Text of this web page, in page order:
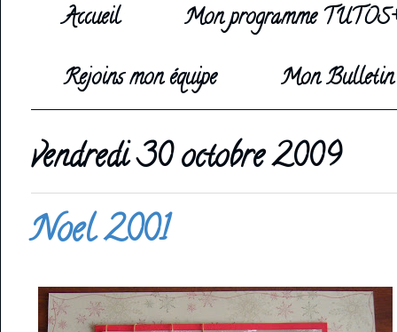
Accueil
Mon programme
Rejoins mon équipe
Mon
vendredi 30 octobre 2009
Noel 2001